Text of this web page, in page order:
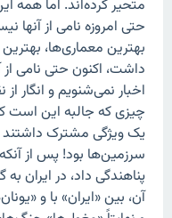
متحیر کرده‌اند. اما همه
حتی امروزه نامی از آنها
بهترین معماری‌ها، بهترین
داشت، اکنون حتی نامی از
اخبار نمی‌شنویم و
چیزی که جالبه این
یک ویژگی مشترک داشتند
سرزمین‌ها بود! پس از
پناهندگی داد، در ایران
آن، بین «ایران» با و